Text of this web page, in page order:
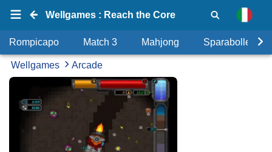
Wellgames : Reach the Core
Rompicapo Match 3 Mahjong Sparabolle
Wellgames Arcade